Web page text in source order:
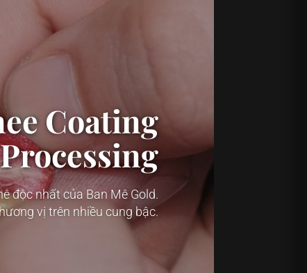
Coating
Processing
độc nhất của Ban Mê Gold.
vị trên nhiều cung bậc.